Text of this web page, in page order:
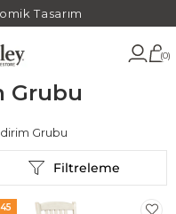
Tasarım
0
Grubu
Grubu
Filtreleme